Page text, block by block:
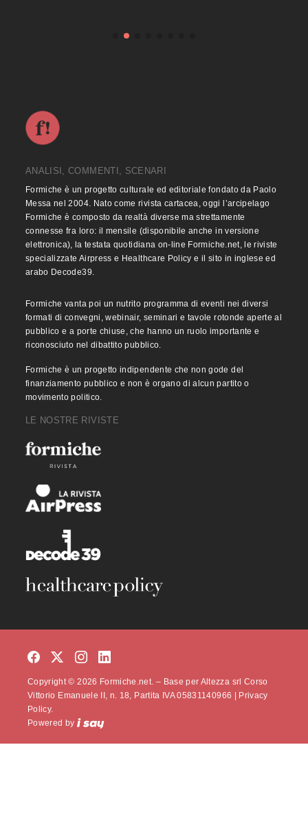
ANALISI, COMMENTI, SCENARI
Formiche è un progetto culturale ed editoriale fondato da Paolo
Messa nel 2004. Nato come rivista cartacea, oggi l’arcipelago
Formiche è composto da realtà diverse ma strettamente
connesse fra loro: il mensile (disponibile anche in versione
elettronica), la testata quotidiana on-line Formiche.net, le riviste
specializzate Airpress e Healthcare Policy e il sito in inglese ed
arabo Decode39.
Formiche vanta poi un nutrito programma di eventi nei diversi
formati di convegni, webinair, seminari e tavole rotonde aperte al
pubblico e a porte chiuse, che hanno un ruolo importante e
riconosciuto nel dibattito pubblico.
Formiche è un progetto indipendente che non gode del
finanziamento pubblico e non è organo di alcun partito o
movimento politico.
LE NOSTRE RIVISTE
Copyright © 2026 Formiche.net. – Base per Altezza srl Corso
Vittorio Emanuele II, n. 18, Partita IVA 05831140966 |
Privacy
Policy.
Powered by